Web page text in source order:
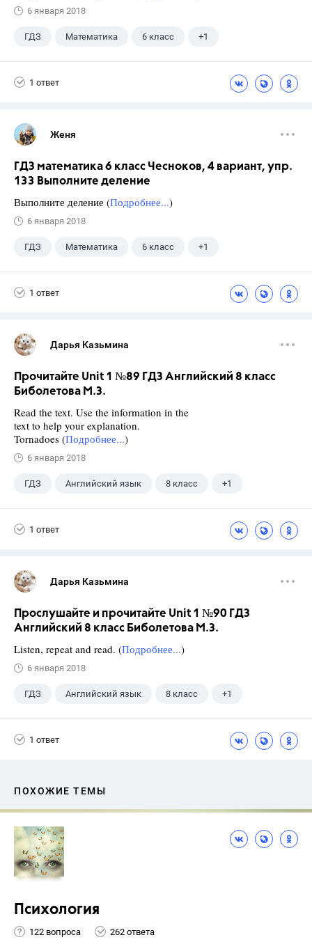
6 января 2018
ГДЗ Математика 6 класс +1
1 ответ
Женя
ГДЗ математика 6 класс Чесноков, 4 вариант, упр.
133 Выполните деление
Выполните деление (Подробнее...)
6 января 2018
ГДЗ Математика 6 класс +1
1 ответ
Дарья Казьмина
Прочитайте Unit 1 №89 ГДЗ Английский 8 класс
Биболетова М.З.
Read the text. Use the information in the
text to help your explanation.
Tornadoes (Подробнее...)
6 января 2018
ГДЗ Английский язык 8 класс +1
1 ответ
Дарья Казьмина
Прослушайте и прочитайте Unit 1 №90 ГДЗ
Английский 8 класс Биболетова М.З.
Listen, repeat and read. (Подробнее...)
6 января 2018
ГДЗ Английский язык 8 класс +1
1 ответ
ПОХОЖИЕ ТЕМЫ
Психология
122 вопроса 262 ответа